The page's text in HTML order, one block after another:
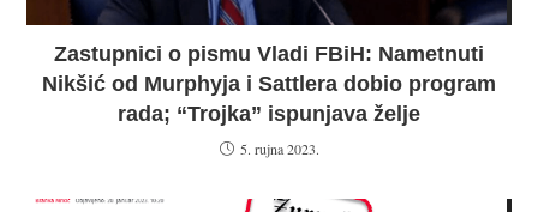
Zastupnici o pismu Vladi FBiH: Nametnuti
Nikšić od Murphyja i Sattlera dobio program
rada; “Trojka” ispunjava želje
5. rujna 2023.